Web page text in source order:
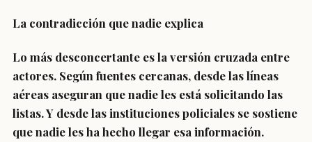
La contradicción que nadie explica
Lo más desconcertante es la versión cruzada entre
actores. Según fuentes cercanas, desde las líneas
aéreas aseguran que nadie les está solicitando las
listas. Y desde las instituciones policiales se sostiene
que nadie les ha hecho llegar esa información.